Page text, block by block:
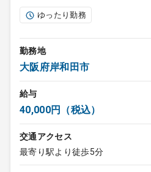
ゆったり勤務
勤務地
大阪府岸和田市
給与
40,000円（税込）
交通アクセス
最寄り駅より徒歩5分